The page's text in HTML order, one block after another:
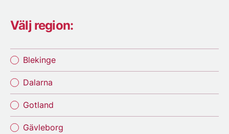
Välj region:
Blekinge
Dalarna
Gotland
Gävleborg